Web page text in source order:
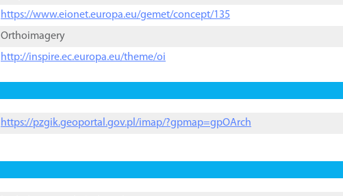
https://www.eionet.europa.eu/gemet/concept/135
Orthoimagery
http://inspire.ec.europa.eu/theme/oi
https://pzgik.geoportal.gov.pl/imap/?gpmap=gpOArch